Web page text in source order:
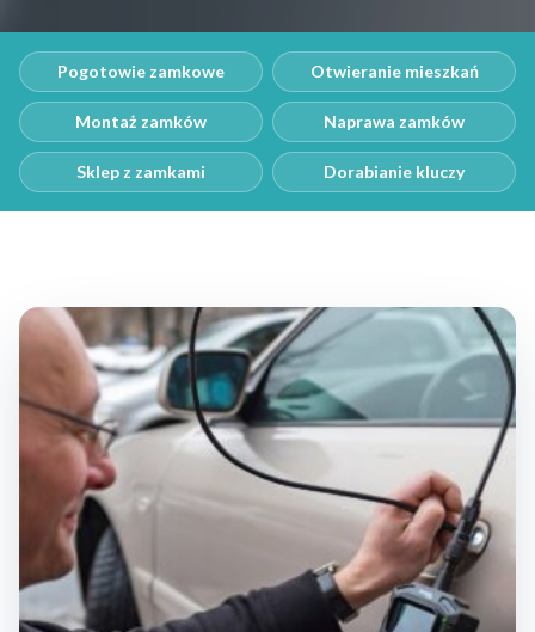
Pogotowie zamkowe Otwieranie mieszkań
Montaż zamków Naprawa zamków
Sklep z zamkami Dorabianie kluczy